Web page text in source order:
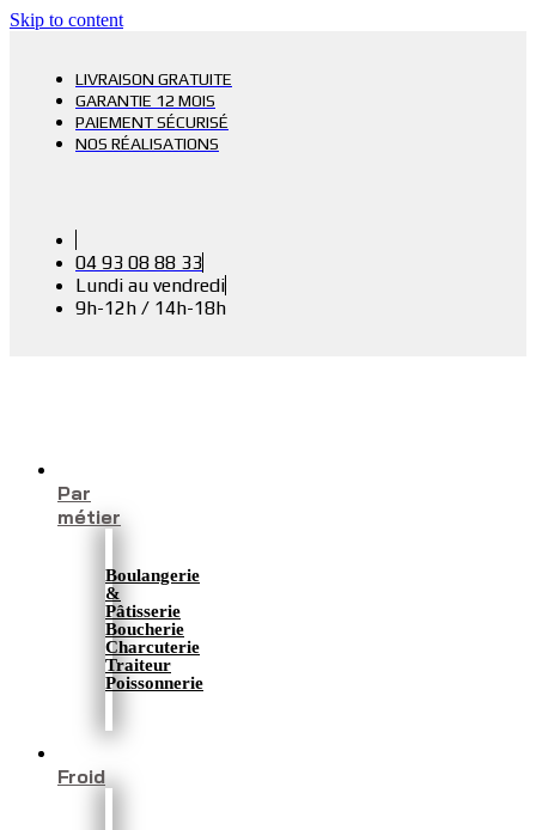
Skip to content
LIVRAISON GRATUITE
GARANTIE 12 MOIS
PAIEMENT SÉCURISÉ
NOS RÉALISATIONS
04 93 08 88 33
Lundi au vendredi
9h-12h / 14h-18h
Par
métier
Boulangerie
&
Pâtisserie
Boucherie
Charcuterie
Traiteur
Poissonnerie
Froid